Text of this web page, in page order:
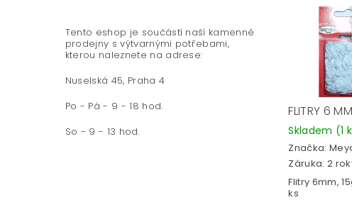
Tento eshop je součástí naší kamenné
prodejny s výtvarnými potřebami,
kterou naleznete na adrese:
Nuselská 45, Praha 4
Po - Pá - 9 - 18 hod.
So - 9 - 13 hod.
FLITRY 6
Skladem (1
Značka:
Záruka: 2
Flitry 6mm,
ks